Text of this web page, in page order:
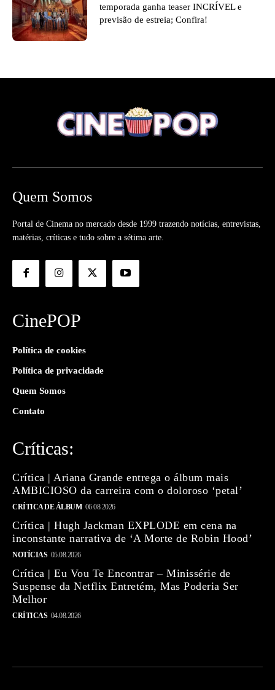
temporada ganha teaser INCRÍVEL e
previsão de estreia; Confira!
Quem Somos
Portal de Cinema no mercado desde 1999 trazendo notícias, entrevistas,
matérias, críticas e tudo sobre a sétima arte.
CinePOP
Política de cookies
Política de privacidade
Quem Somos
Contato
Críticas:
Crítica | Ariana Grande entrega o álbum mais
AMBICIOSO da carreira com o doloroso ‘petal’
CRÍTICA DE ÁLBUM 06.08.2026
Crítica | Hugh Jackman EXPLODE em cena na
inconstante narrativa de ‘A Morte de Robin Hood’
NOTÍCIAS 05.08.2026
Crítica | Eu Vou Te Encontrar – Minissérie de
Suspense da Netflix Entretém, Mas Poderia Ser
Melhor
CRÍTICAS 04.08.2026